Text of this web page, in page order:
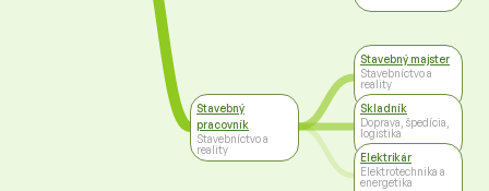
Stavebný
pracovník
Stavebníctvo a
reality
Stavebný majster
Stavebníctvo a
reality
Skladník
Doprava, špedícia,
logistika
Elektrikár
Elektrotechnika a
energetika